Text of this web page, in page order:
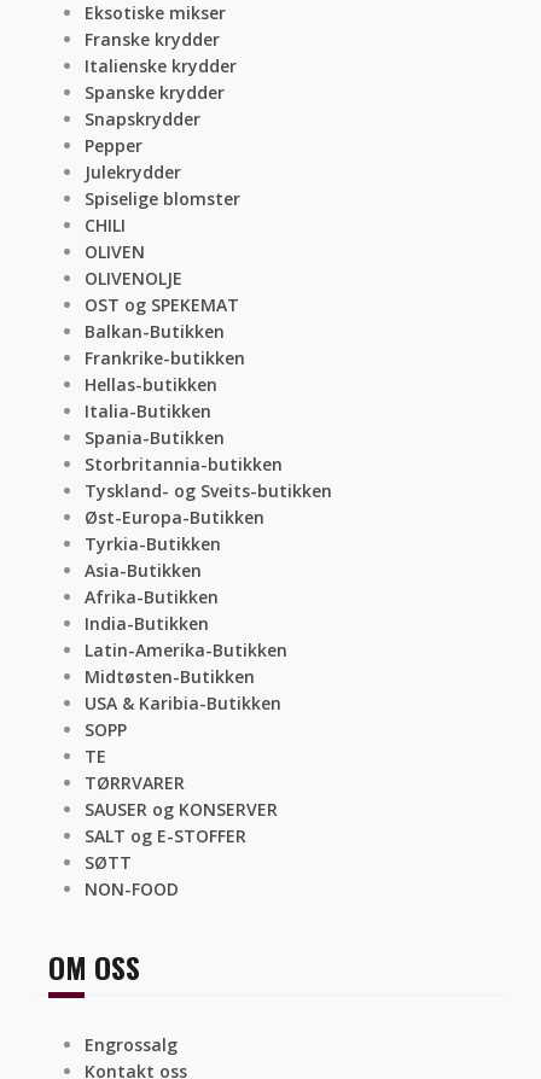
Eksotiske mikser
Franske krydder
Italienske krydder
Spanske krydder
Snapskrydder
Pepper
Julekrydder
Spiselige blomster
CHILI
OLIVEN
OLIVENOLJE
OST og SPEKEMAT
Balkan-Butikken
Frankrike-butikken
Hellas-butikken
Italia-Butikken
Spania-Butikken
Storbritannia-butikken
Tyskland- og Sveits-butikken
Øst-Europa-Butikken
Tyrkia-Butikken
Asia-Butikken
Afrika-Butikken
India-Butikken
Latin-Amerika-Butikken
Midtøsten-Butikken
USA & Karibia-Butikken
SOPP
TE
TØRRVARER
SAUSER og KONSERVER
SALT og E-STOFFER
SØTT
NON-FOOD
OM OSS
Engrossalg
Kontakt oss